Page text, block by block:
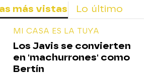
más vistas Lo último
MI CASA ES LA TUYA
Los Javis se convierten
en 'machurrones' como
Bertín